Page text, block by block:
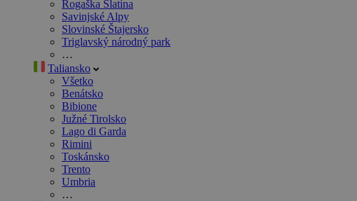
Rogaška Slatina
Savinjské Alpy
Slovinské Štajersko
Triglavský národný park
…
Taliansko
Všetko
Benátsko
Bibione
Južné Tirolsko
Lago di Garda
Rimini
Toskánsko
Trento
Umbria
…